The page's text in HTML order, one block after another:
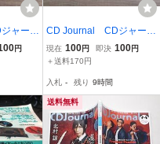
ャーナ
紙:ジ
口洋
愛
け60
円
CD Journal CDジャーナ
ル 2021年春号 表紙:舞
台『刀剣乱舞』 北村諒(薬
das モーニング娘。’21
け605
現在 100円 即決 100円
＋送料170円
入札 - 残り 9時間
送料無料